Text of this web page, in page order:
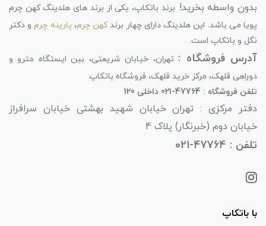
بدون واسطه بخرید! برند باتکاپ، یکی از برند های هلدینگ کهن چرم
پویا می باشد. این هلدینگ دارای چهار برندکهن چرم، پارینه چرمو دکتر
نگل و باتکاپ است.
آدرس فروشگاه : تهران، خیابان شریعتی، بین ایستگاه مترو و
دوراهی قلهک، مرکز خرید قلهک، فروشگاه باتکاپ
تلفن فروشگاه : 47764-021 داخلی 120
دفتر مرکزی : تهران خیابان شهید بهشتی خیابان سرافراز
خیابان دوم (خبرنگار) پلاک 4
تلفن : 47764-021
با باتکاپ